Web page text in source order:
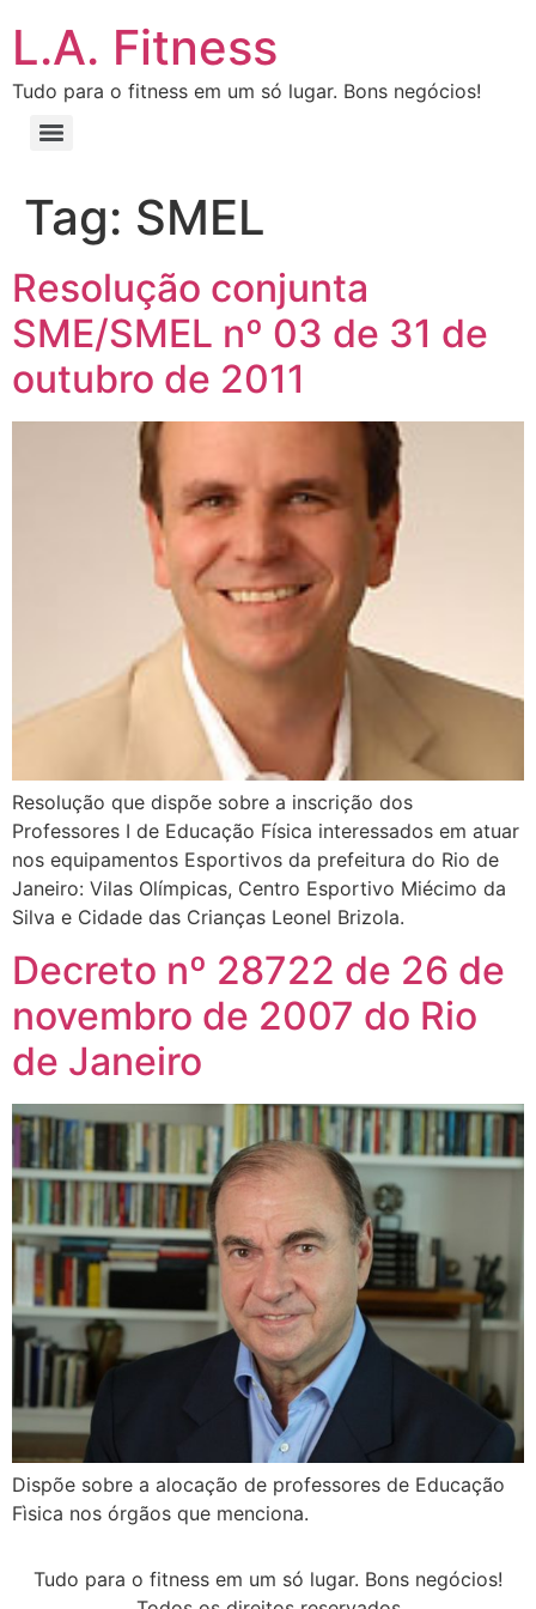
L.A. Fitness
Tudo para o fitness em um só lugar. Bons negócios!
Tag: SMEL
Resolução conjunta
SME/SMEL nº 03 de 31 de
outubro de 2011
Resolução que dispõe sobre a inscrição dos
Professores I de Educação Física interessados em atuar
nos equipamentos Esportivos da prefeitura do Rio de
Janeiro: Vilas Olímpicas, Centro Esportivo Miécimo da
Silva e Cidade das Crianças Leonel Brizola.
Decreto nº 28722 de 26 de
novembro de 2007 do Rio
de Janeiro
Dispõe sobre a alocação de professores de Educação
Fìsica nos órgãos que menciona.
Tudo para o fitness em um só lugar. Bons negócios!